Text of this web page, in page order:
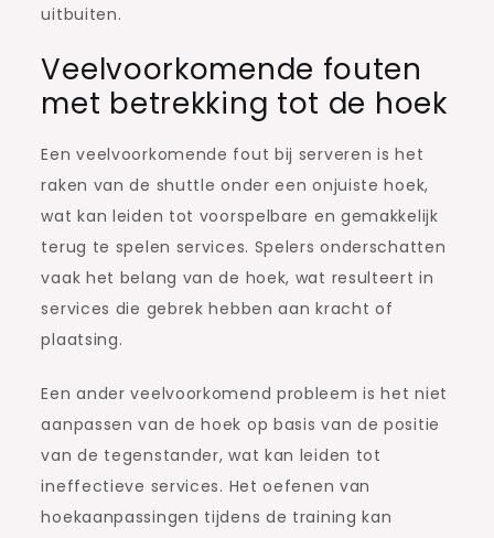
uitbuiten.
Veelvoorkomende fouten
met betrekking tot de hoek
Een veelvoorkomende fout bij serveren is het
raken van de shuttle onder een onjuiste hoek,
wat kan leiden tot voorspelbare en gemakkelijk
terug te spelen services. Spelers onderschatten
vaak het belang van de hoek, wat resulteert in
services die gebrek hebben aan kracht of
plaatsing.
Een ander veelvoorkomend probleem is het niet
aanpassen van de hoek op basis van de positie
van de tegenstander, wat kan leiden tot
ineffectieve services. Het oefenen van
hoekaanpassingen tijdens de training kan